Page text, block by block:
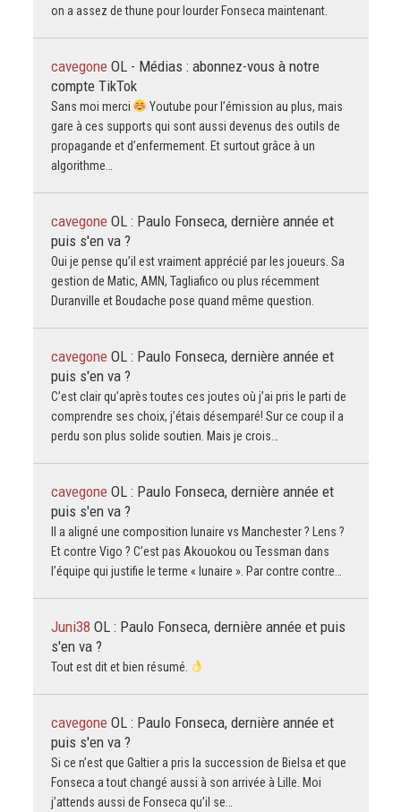
on a assez de thune pour lourder Fonseca maintenant.
cavegone OL - Médias : abonnez-vous à notre
compte TikTok
Sans moi merci
Youtube pour l’émission au plus, mais
gare à ces supports qui sont aussi devenus des outils de
propagande et d’enfermement. Et surtout grâce à un
algorithme…
cavegone OL : Paulo Fonseca, dernière année et
puis s'en va ?
Oui je pense qu’il est vraiment apprécié par les joueurs. Sa
gestion de Matic, AMN, Tagliafico ou plus récemment
Duranville et Boudache pose quand même question.
cavegone OL : Paulo Fonseca, dernière année et
puis s'en va ?
C’est clair qu’après toutes ces joutes où j’ai pris le parti de
comprendre ses choix, j’étais désemparé! Sur ce coup il a
perdu son plus solide soutien. Mais je crois…
cavegone OL : Paulo Fonseca, dernière année et
puis s'en va ?
Il a aligné une composition lunaire vs Manchester ? Lens ?
Et contre Vigo ? C’est pas Akouokou ou Tessman dans
l’équipe qui justifie le terme « lunaire ». Par contre contre…
Juni38 OL : Paulo Fonseca, dernière année et puis
s'en va ?
Tout est dit et bien résumé.
cavegone OL : Paulo Fonseca, dernière année et
puis s'en va ?
Si ce n’est que Galtier a pris la succession de Bielsa et que
Fonseca a tout changé aussi à son arrivée à Lille. Moi
j’attends aussi de Fonseca qu’il se…